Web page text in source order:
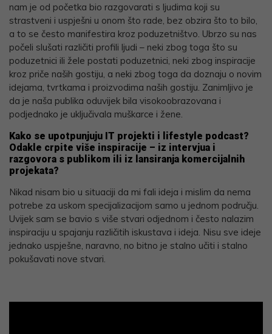
nam je od početka bio razgovarati s ljudima koji su
strastveni i uspješni u onom što rade, bez obzira što to bilo,
a to se često manifestira kroz poduzetništvo. Ubrzo su nas
počeli slušati različiti profili ljudi – neki zbog toga što su
poduzetnici ili žele postati poduzetnici, neki zbog inspiracije
kroz priče naših gostiju, a neki zbog toga da doznaju o novim
idejama, tvrtkama i proizvodima naših gostiju. Zanimljivo je
da je naša publika oduvijek bila visokoobrazovana i
podjednako je uključivala muškarce i žene.
Kako se upotpunjuju IT projekti i lifestyle podcast?
Odakle crpite više inspiracije – iz intervjua i
razgovora s publikom ili iz lansiranja komercijalnih
projekata?
Nikad nisam bio u situaciji da mi fali ideja i mislim da nema
potrebe za uskom specijalizacijom samo u jednom području.
Uvijek sam se bavio s više stvari odjednom i često nalazim
inspiraciju u spajanju različitih iskustava i ideja. Nisu sve ideje
jednako uspješne, naravno, no bitno je stalno učiti i stalno
pokušavati nove stvari.